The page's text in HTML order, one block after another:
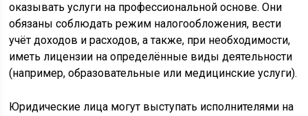
оказывать услуги на профессиональной основе. Они
обязаны соблюдать режим налогообложения, вести
учёт доходов и расходов, а также, при необходимости,
иметь лицензии на определённые виды деятельности
(например, образовательные или медицинские услуги).
Юридические лица могут выступать исполнителями на